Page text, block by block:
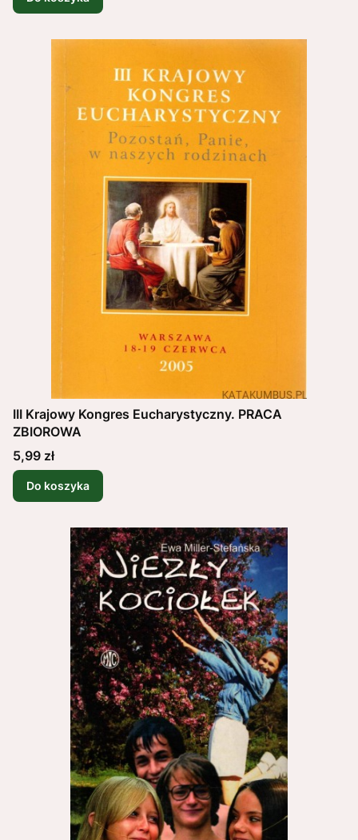
III Krajowy Kongres Eucharystyczny. PRACA
ZBIOROWA
Cena
5,99 zł
Do koszyka